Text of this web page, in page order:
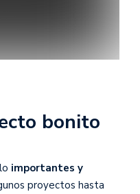
bonito
importantes y
proyectos hasta